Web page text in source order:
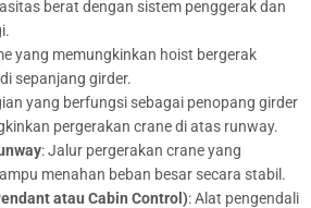
berat dengan sistem penggerak dan
yang memungkinkan hoist bergerak
sepanjang girder.
yang berfungsi sebagai penopang girder
pergerakan crane di atas runway.
: Jalur pergerakan crane yang
menahan beban besar secara stabil.
atau Cabin Control): Alat pengendali